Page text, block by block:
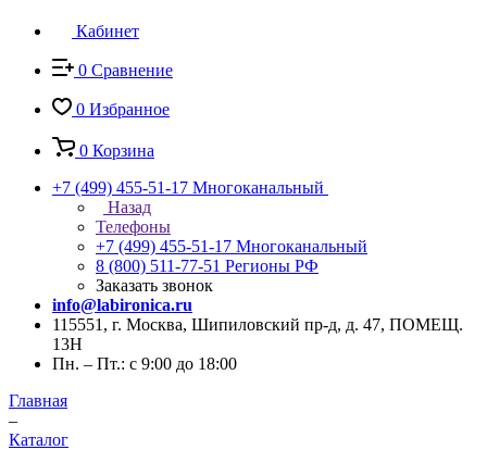
Кабинет
0 Сравнение
0 Избранное
0 Корзина
+7 (499) 455-51-17 Многоканальный
Назад
Телефоны
+7 (499) 455-51-17 Многоканальный
8 (800) 511-77-51 Регионы РФ
Заказать звонок
info@labironica.ru
115551, г. Москва, Шипиловский пр-д, д. 47, ПОМЕЩ.
13Н
Пн. – Пт.: с 9:00 до 18:00
Главная
–
Каталог